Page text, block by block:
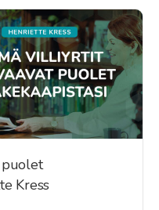
Kress